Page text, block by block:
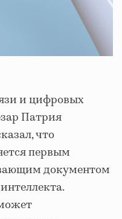
и цифровых
Патрия
что
первым
документом